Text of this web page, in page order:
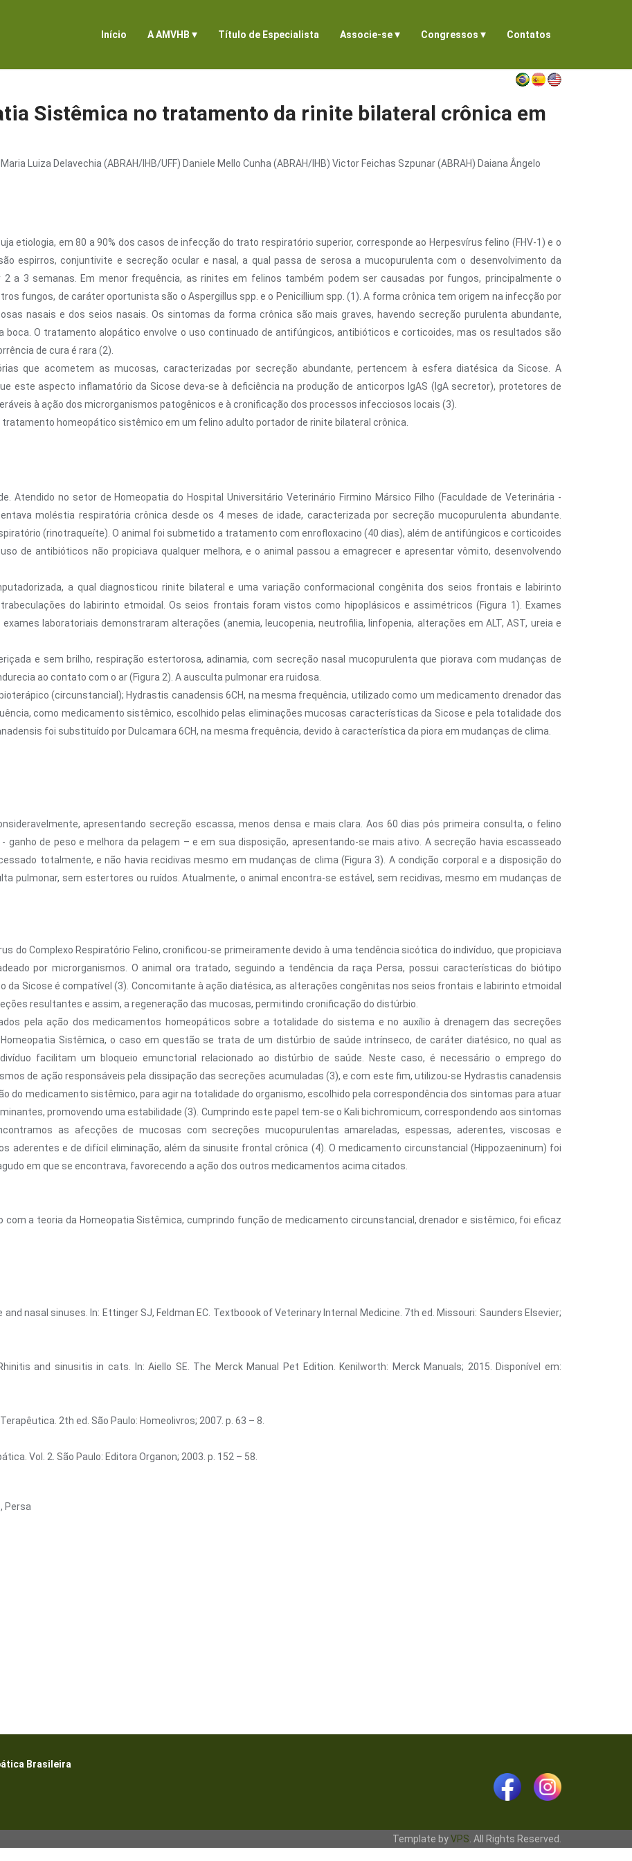
Início A AMVHB ▾ Título de Especialista Associe-se▾ Congressos ▾ Contatos
Sistêmica no tratamento da rinite bilateral crônica em
Luiza Delavechia (ABRAH/IHB/UFF) Daniele Mello Cunha (ABRAH/IHB) Victor Feichas Szpunar (ABRAH) Daiana Ângelo
etiologia, em 80 a 90% dos casos de infecção do trato respiratório superior, corresponde ao Herpesvírus felino (FHV-1) e o
espirros, conjuntivite e secreção ocular e nasal, a qual passa de serosa a mucopurulenta com o desenvolvimento da
a 3 semanas. Em menor frequência, as rinites em felinos também podem ser causadas por fungos, principalmente o
fungos, de caráter oportunista são o Aspergillus spp. e o Penicillium spp. (1). A forma crônica tem origem na infecção por
nasais e dos seios nasais. Os sintomas da forma crônica são mais graves, havendo secreção purulenta abundante,
O tratamento alopático envolve o uso continuado de antifúngicos, antibióticos e corticoides, mas os resultados são
de cura é rara (2).
que acometem as mucosas, caracterizadas por secreção abundante, pertencem à esfera diatésica da Sicose. A
este aspecto inflamatório da Sicose deva-se à deficiência na produção de anticorpos IgAS (IgA secretor), protetores de
à ação dos microrganismos patogênicos e à cronificação dos processos infecciosos locais (3).
homeopático sistêmico em um felino adulto portador de rinite bilateral crônica.
Atendido no setor de Homeopatia do Hospital Universitário Veterinário Firmino Mársico Filho (Faculdade de Veterinária -
moléstia respiratória crônica desde os 4 meses de idade, caracterizada por secreção mucopurulenta abundante.
(rinotraqueíte). O animal foi submetido a tratamento com enrofloxacino (40 dias), além de antifúngicos e corticoides
de antibióticos não propiciava qualquer melhora, e o animal passou a emagrecer e apresentar vômito, desenvolvendo
a qual diagnosticou rinite bilateral e uma variação conformacional congênita dos seios frontais e labirinto
do labirinto etmoidal. Os seios frontais foram vistos como hipoplásicos e assimétricos (Figura 1). Exames
laboratoriais demonstraram alterações (anemia, leucopenia, neutrofilia, linfopenia, alterações em ALT, AST, ureia e
e sem brilho, respiração estertorosa, adinamia, com secreção nasal mucopurulenta que piorava com mudanças de
ao contato com o ar (Figura 2). A ausculta pulmonar era ruidosa.
(circunstancial); Hydrastis canadensis 6CH, na mesma frequência, utilizado como um medicamento drenador das
como medicamento sistêmico, escolhido pelas eliminações mucosas características da Sicose e pela totalidade dos
foi substituído por Dulcamara 6CH, na mesma frequência, devido à característica da piora em mudanças de clima.
apresentando secreção escassa, menos densa e mais clara. Aos 60 dias pós primeira consulta, o felino
de peso e melhora da pelagem – e em sua disposição, apresentando-se mais ativo. A secreção havia escasseado
totalmente, e não havia recidivas mesmo em mudanças de clima (Figura 3). A condição corporal e a disposição do
pulmonar, sem estertores ou ruídos. Atualmente, o animal encontra-se estável, sem recidivas, mesmo em mudanças de
do Complexo Respiratório Felino, cronificou-se primeiramente devido à uma tendência sicótica do indivíduo, que propiciava
por microrganismos. O animal ora tratado, seguindo a tendência da raça Persa, possui características do biótipo
da Sicose é compatível (3). Concomitante à ação diatésica, as alterações congênitas nos seios frontais e labirinto etmoidal
resultantes e assim, a regeneração das mucosas, permitindo cronificação do distúrbio.
pela ação dos medicamentos homeopáticos sobre a totalidade do sistema e no auxílio à drenagem das secreções
Sistêmica, o caso em questão se trata de um distúrbio de saúde intrínseco, de caráter diatésico, no qual as
facilitam um bloqueio emunctorial relacionado ao distúrbio de saúde. Neste caso, é necessário o emprego do
de ação responsáveis pela dissipação das secreções acumuladas (3), e com este fim, utilizou-se Hydrastis canadensis
do medicamento sistêmico, para agir na totalidade do organismo, escolhido pela correspondência dos sintomas para atuar
promovendo uma estabilidade (3). Cumprindo este papel tem-se o Kali bichromicum, correspondendo aos sintomas
as afecções de mucosas com secreções mucopurulentas amareladas, espessas, aderentes, viscosas e
aderentes e de difícil eliminação, além da sinusite frontal crônica (4). O medicamento circunstancial (Hippozaeninum) foi
em que se encontrava, favorecendo a ação dos outros medicamentos acima citados.
a teoria da Homeopatia Sistêmica, cumprindo função de medicamento circunstancial, drenador e sistêmico, foi eficaz
nasal sinuses. In: Ettinger SJ, Feldman EC. Textboook of Veterinary Internal Medicine. 7th ed. Missouri: Saunders Elsevier;
and sinusitis in cats. In: Aiello SE. The Merck Manual Pet Edition. Kenilworth: Merck Manuals; 2015. Disponível em:
2th ed. São Paulo: Homeolivros; 2007. p. 63 – 8.
Vol. 2. São Paulo: Editora Organon; 2003. p. 152 – 58.
Persa
Brasileira
Template byVPS . All Rights Reserved.